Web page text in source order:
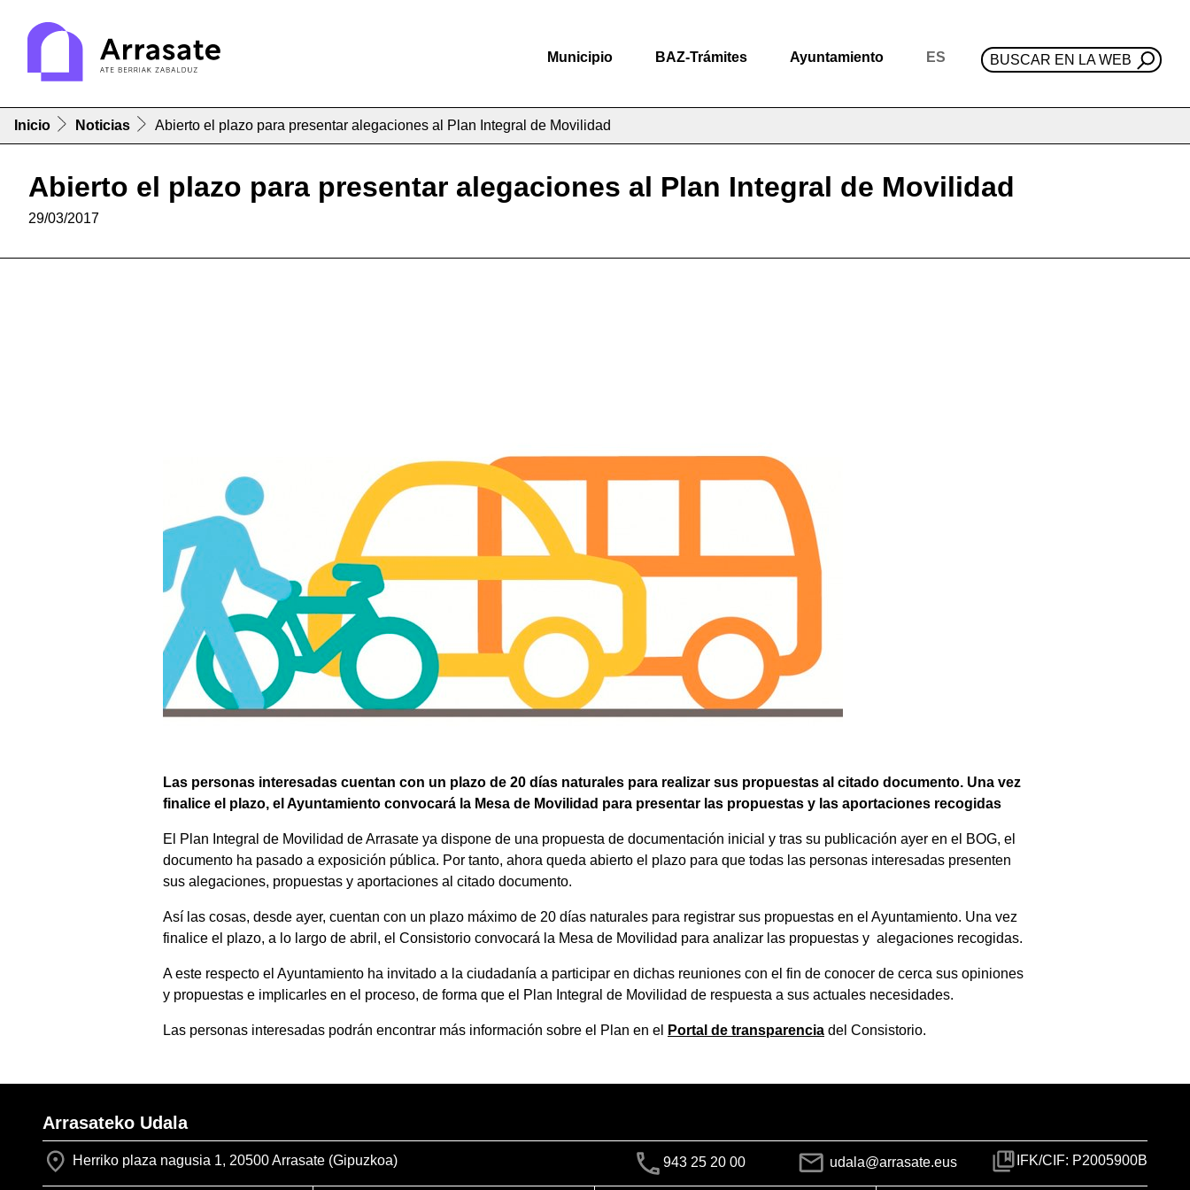
Municipio BAZ-Trámites Ayuntamiento ES BUSCAR EN LA WEB
Inicio Noticias Abierto el plazo para presentar alegaciones al Plan Integral de Movilidad
Abierto el plazo para presentar alegaciones al Plan Integral de Movilidad
29/03/2017
Las personas interesadas cuentan con un plazo de 20 días naturales para realizar sus propuestas al citado documento. Una vez
finalice el plazo, el Ayuntamiento convocará la Mesa de Movilidad para presentar las propuestas y las aportaciones recogidas
El Plan Integral de Movilidad de Arrasate ya dispone de una propuesta de documentación inicial y tras su publicación ayer en el BOG, el
documento ha pasado a exposición pública. Por tanto, ahora queda abierto el plazo para que todas las personas interesadas presenten
sus alegaciones, propuestas y aportaciones al citado documento.
Así las cosas, desde ayer, cuentan con un plazo máximo de 20 días naturales para registrar sus propuestas en el Ayuntamiento. Una vez
finalice el plazo, a lo largo de abril, el Consistorio convocará la Mesa de Movilidad para analizar las propuestas y alegaciones recogidas.
A este respecto el Ayuntamiento ha invitado a la ciudadanía a participar en dichas reuniones con el fin de conocer de cerca sus opiniones
y propuestas e implicarles en el proceso, de forma que el Plan Integral de Movilidad de respuesta a sus actuales necesidades.
Las personas interesadas podrán encontrar más información sobre el Plan en el Portal de transparencia del Consistorio.
Arrasateko Udala
Herriko plaza nagusia 1, 20500 Arrasate (Gipuzkoa) 943 25 20 00 udala@arrasate.eus IFK/CIF: P2005900B